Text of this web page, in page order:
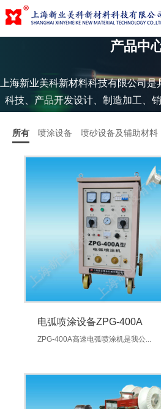
产品中
上海新业美科新材料科技有限公司
科技、产品开发设计、制造加工、
所有 喷涂设备 喷砂设备及辅助材料
电弧喷涂设备ZPG-400A
ZPG-400A高速电弧喷涂机是我公...